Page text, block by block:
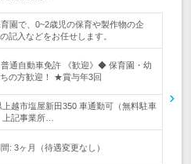
園で、0~2歳児の保育や製作物の企
記入などをお任せします。
普通自動車免許 《歓迎》◆ 保育園・幼
の方歓迎！ ★賞与年3回
上越市塩屋新田350 車通勤可（無料駐車
記事業所…
: 3ヶ月（待遇変更なし）